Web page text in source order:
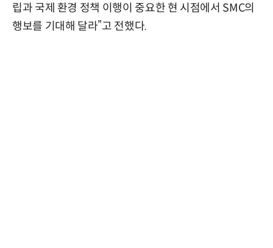
립과 국제 환경 정책 이행이 중요한 현 시점에서 SMC의
행보를 기대해 달라”고 전했다.